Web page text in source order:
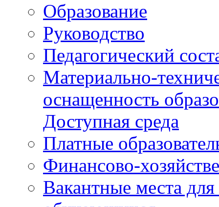
Образование
Руководство
Педагогический
Материально-
оснащенность
Доступная среда
Платные
Финансово-
Вакантные места